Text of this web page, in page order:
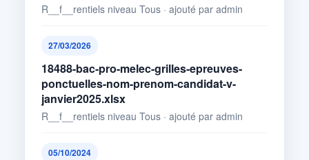
R__f__rentiels niveau Tous · ajouté par admin
27/03/2026
18488-bac-pro-melec-grilles-epreuves-
ponctuelles-nom-prenom-candidat-v-
janvier2025.xlsx
R__f__rentiels niveau Tous · ajouté par admin
05/10/2024